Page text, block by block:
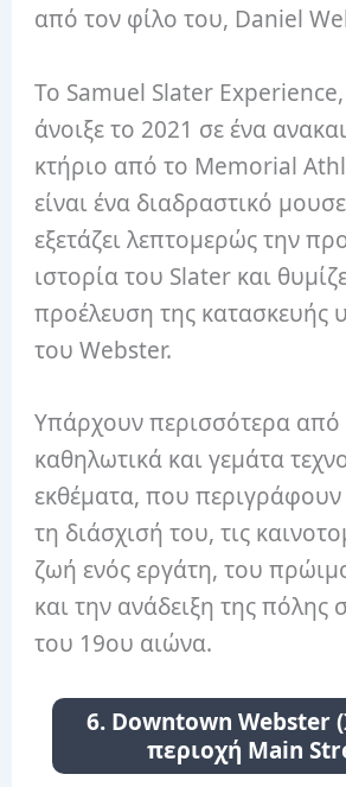
από τον φίλο του, Daniel
Το Samuel Slater
άνοιξε το 2021 σε ένα
κτήριο από το Memorial
είναι ένα διαδραστικό
εξετάζει λεπτομερώς την
ιστορία του Slater και
προέλευση της κατασκευής
του Webster.
Υπάρχουν περισσότερα από
καθηλωτικά και γεμάτα
εκθέματα, που
τη διάσχισή του, τις
ζωή ενός εργάτη, του
και την ανάδειξη της πόλης
του 19ου αιώνα.
6. Downtown Webster
περιοχή Main